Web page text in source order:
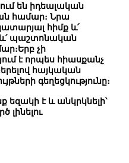
են իդեալական
համար։ Նրա
հիմք և՛
պաշտոնական
չի
է որպես հիասքանչ
հայկական
գեղեցկությունը։
է և անկրկնելի՝
լինելու